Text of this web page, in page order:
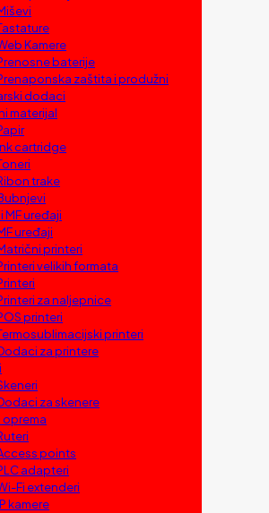
Kamere
baterije
zaštita i produžni
dodaci
materijal
cartridge
trake
MF uređaji
uređaji
printeri
velikih formata
za naljepnice
printeri
printeri
za printere
za skenere
oprema
points
adapteri
Fi extenderi
kamere